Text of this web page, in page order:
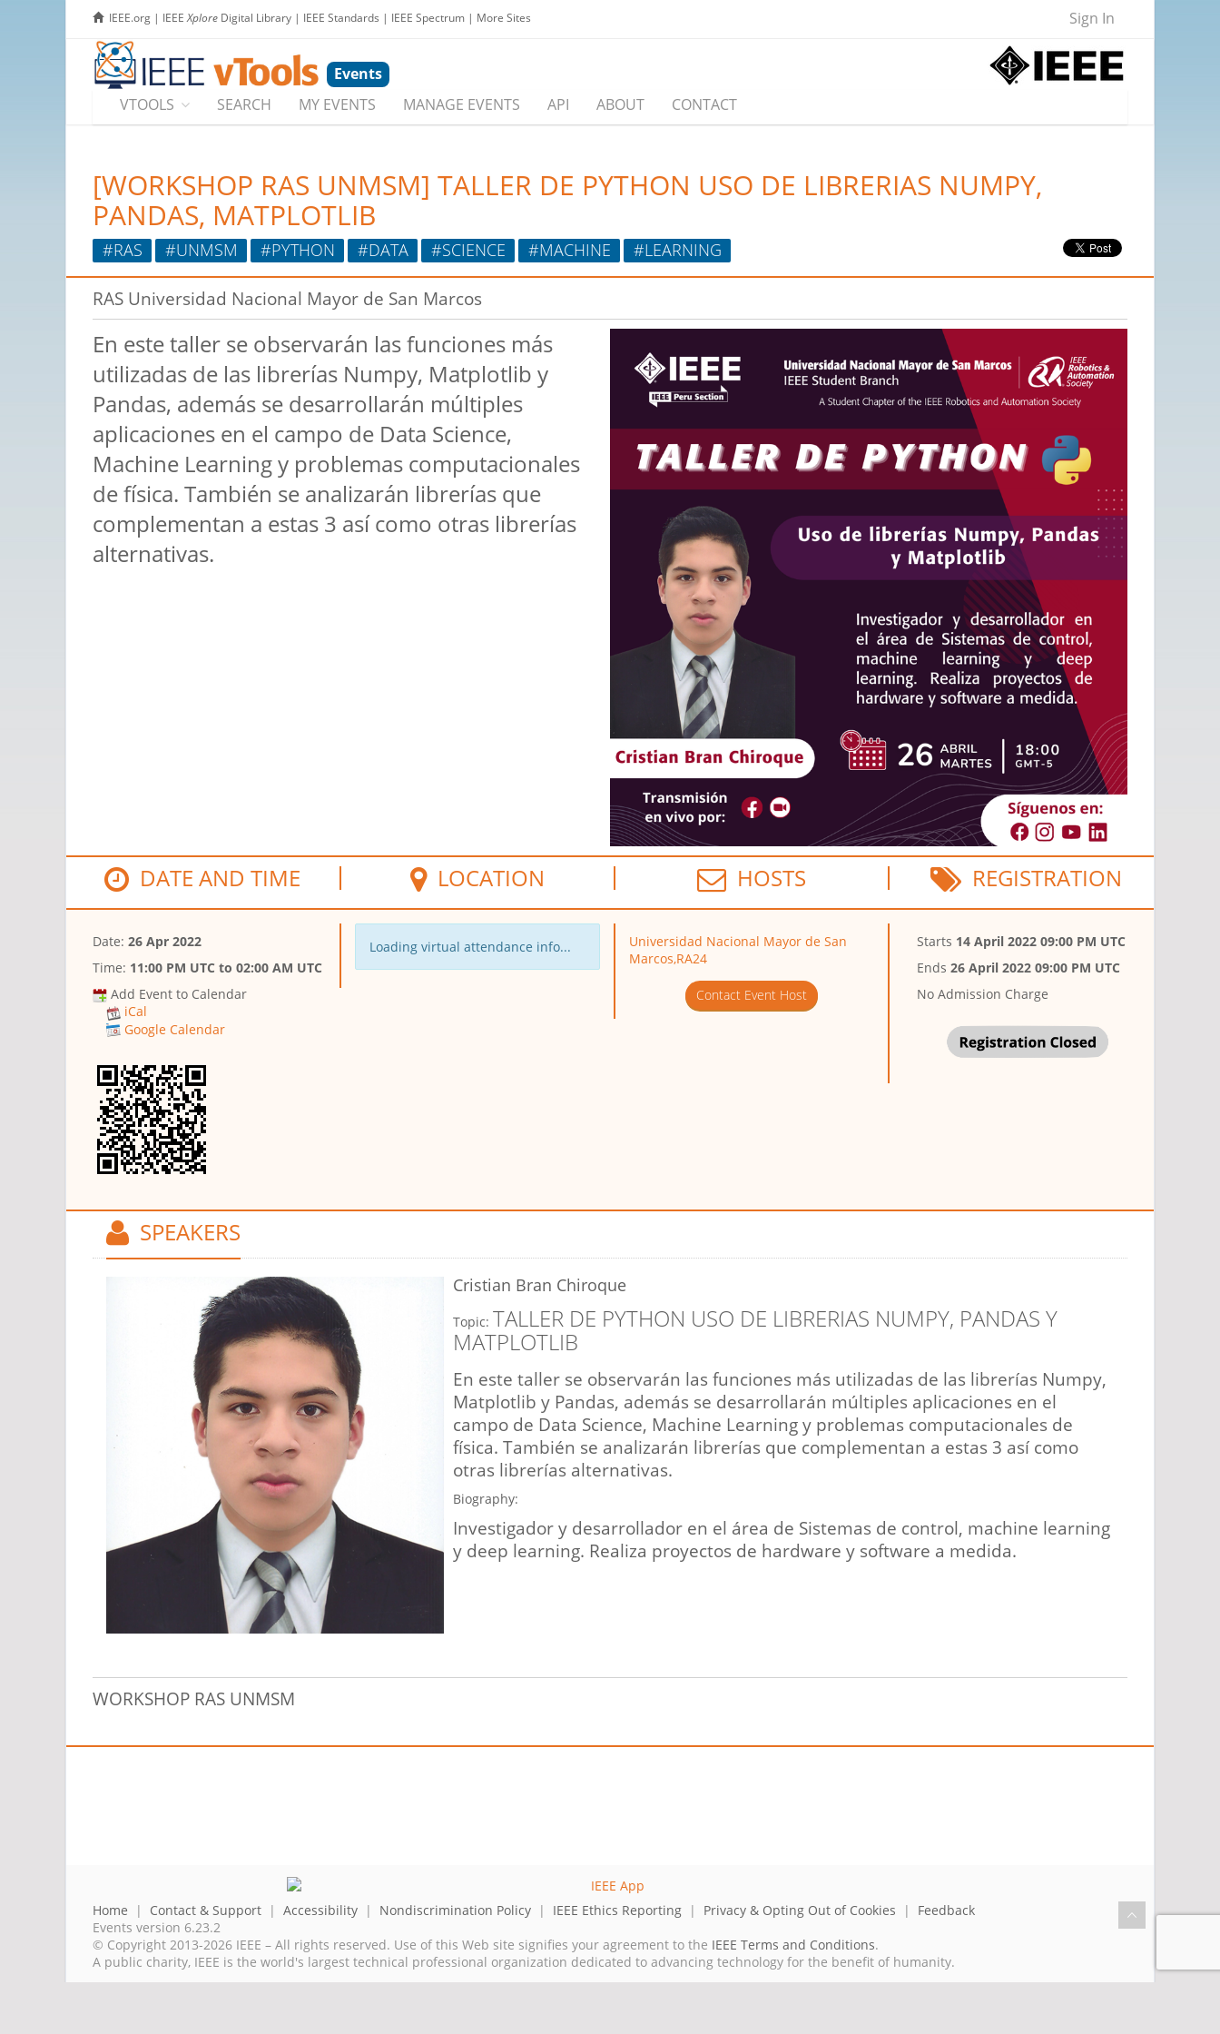
IEEE.org | IEEEXplore Digital Library | IEEE Standards | IEEE Spectrum | More Sites Sign In
Events
VTOOLS
SEARCH MY EVENTS MANAGE EVENTS API ABOUT CONTACT
[WORKSHOP RAS UNMSM] TALLER DE PYTHON USO DE LIBRERIAS NUMPY,
PANDAS, MATPLOTLIB
#RAS #UNMSM #PYTHON #DATA #SCIENCE #MACHINE #LEARNING
RAS Universidad Nacional Mayor de San Marcos
En este taller se observarán las funciones más
utilizadas de las librerías Numpy, Matplotlib y
Pandas, además se desarrollarán múltiples
aplicaciones en el campo de Data Science,
Machine Learning y problemas computacionales
de física. También se analizarán librerías que
complementan a estas 3 así como otras librerías
alternativas.
DATE AND TIME LOCATION HOSTS REGISTRATION
Date: 26 Apr 2022
Time: 11:00 PM UTC to 02:00 AM UTC
Add Event to Calendar
iCal
Google Calendar
Loading virtual attendance info...
Universidad Nacional Mayor de San
Marcos,RA24
Contact Event Host
Starts 14 April 2022 09:00 PM UTC
Ends26 April 2022 09:00 PM UTC
No Admission Charge
SPEAKERS
Cristian Bran Chiroque
Topic: TALLER DE PYTHON USO DE LIBRERIAS NUMPY, PANDAS Y
MATPLOTLIB
En este taller se observarán las funciones más utilizadas de las librerías Numpy,
Matplotlib y Pandas, además se desarrollarán múltiples aplicaciones en el
campo de Data Science, Machine Learning y problemas computacionales de
física. También se analizarán librerías que complementan a estas 3 así como
otras librerías alternativas.
Biography:
Investigador y desarrollador en el área de Sistemas de control, machine learning
y deep learning. Realiza proyectos de hardware y software a medida.
WORKSHOP RAS UNMSM
Home | Contact & Support | Accessibility | Nondiscrimination Policy | IEEE Ethics Reporting | Privacy & Opting Out of Cookies | Feedback
Events version 6.23.2
© Copyright 2013-2026 IEEE – All rights reserved. Use of this Web site signifies your agreement to the IEEE Terms and Conditions.
A public charity, IEEE is the world's largest technical professional organization dedicated to advancing technology for the benefit of humanity.